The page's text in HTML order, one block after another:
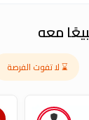
معه
⌛ لا تفوت الفرصة